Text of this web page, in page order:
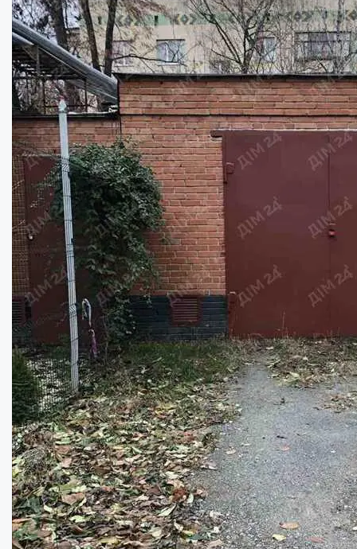
Добротний гараж на Лідова! ...
Площа:
23.5кв.м.
Купити
25000 грн